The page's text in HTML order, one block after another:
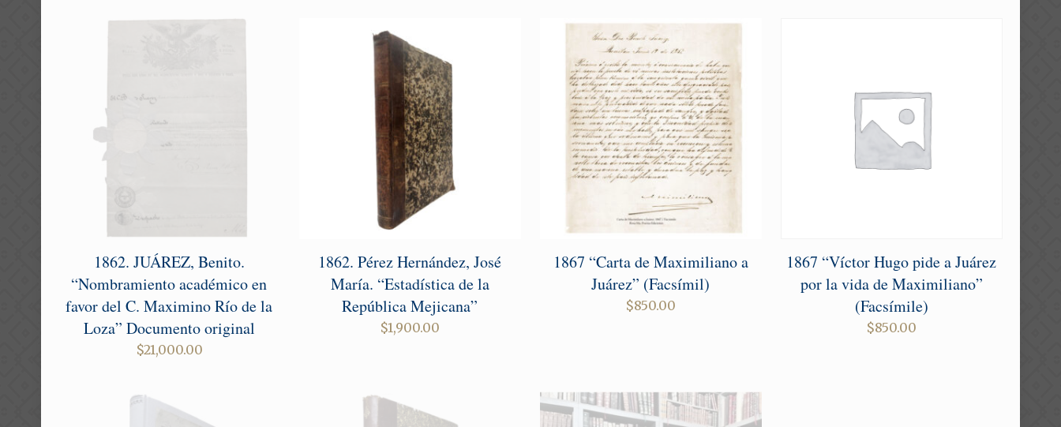
1862. JUÁREZ, Benito.
“Nombramiento académico en
favor del C. Maximino Río de la
Loza” Documento original
$21,000.00
1862. Pérez Hernández, José
María. “Estadística de la
República Mejicana”
$1,900.00
1867 “Carta de Maximiliano a
Juárez” (Facsímil)
$850.00
1867 “Víctor Hugo pide a Juárez
por la vida de Maximiliano”
(Facsímile)
$850.00